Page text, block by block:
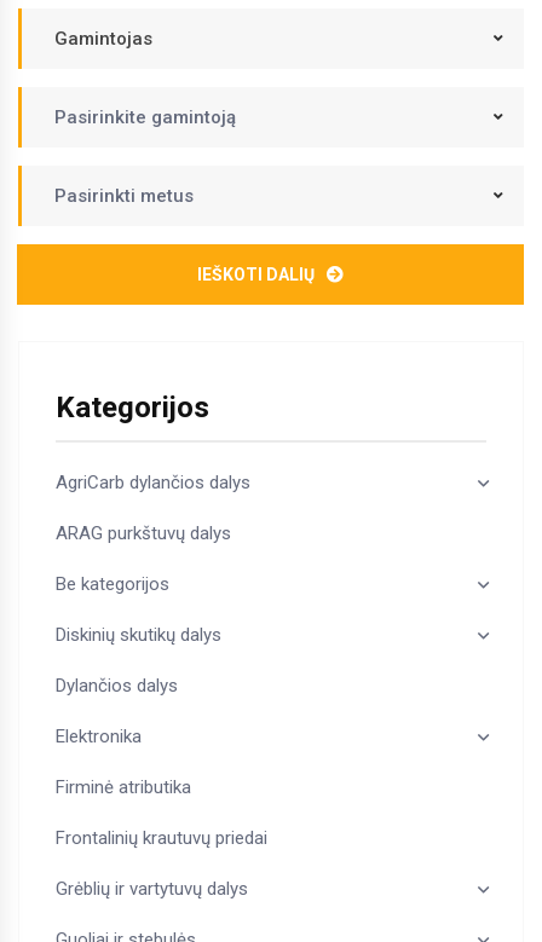
Gamintojas
Pasirinkite gamintoją
Pasirinkti metus
IEŠKOTI DALIŲ
Kategorijos
AgriCarb dylančios dalys
ARAG purkštuvų dalys
Be kategorijos
Diskinių skutikų dalys
Dylančios dalys
Elektronika
Firminė atributika
Frontalinių krautuvų priedai
Grėblių ir vartytuvų dalys